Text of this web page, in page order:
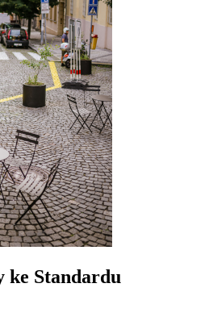
ke Standardu